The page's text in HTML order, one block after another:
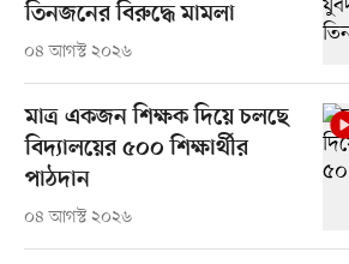
তিনজনের বিরুদ্ধে মামলা
০৪ আগস্ট ২০২৬
মাত্র একজন শিক্ষক দিয়ে চলছে
বিদ্যালয়ের ৫০০ শিক্ষার্থীর
পাঠদান
০৪ আগস্ট ২০২৬